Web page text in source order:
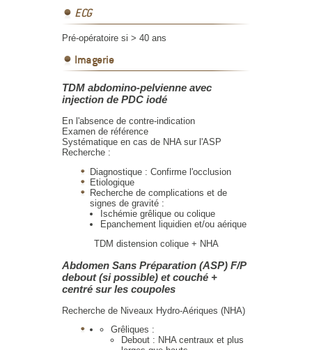
ECG
Pré-opératoire si > 40 ans
Imagerie
TDM abdomino-pelvienne avec
injection de PDC iodé
En l'absence de contre-indication
Examen de référence
Systématique en cas de NHA sur l'ASP
Recherche :
Diagnostique : Confirme l'occlusion
Etiologique
Recherche de complications et de
signes de gravité :
Ischémie grêlique ou colique
Epanchement liquidien et/ou aérique
TDM distension colique + NHA
Abdomen Sans Préparation (ASP) F/P
debout (si possible) et couché +
centré sur les coupoles
Recherche de Niveaux Hydro-Aériques (NHA)
Grêliques :
Debout : NHA centraux et plus